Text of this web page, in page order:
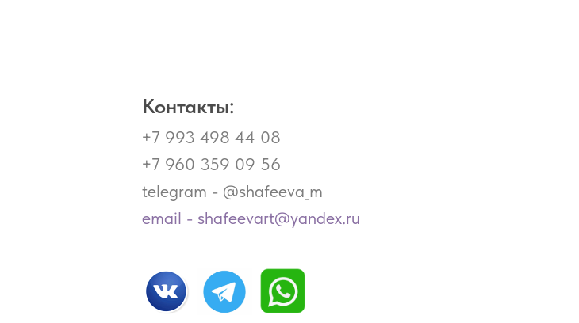
+7 993 498 44 08
+7 960 359 09 56
Контакты:
telegram - @shafeeva_m
email - shafeevart@yandex.ru